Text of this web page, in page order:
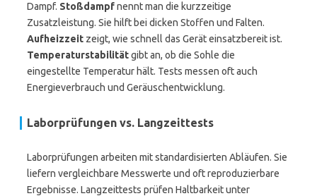
Dampf. Stoßdampfnennt man die kurzzeitige
Zusatzleistung. Sie hilft bei dicken Stoffen und Falten.
Aufheizzeit zeigt, wie schnell das Gerät einsatzbereit ist.
Temperaturstabilitätgibt an, ob die Sohle die
eingestellte Temperatur hält. Tests messen oft auch
Energieverbrauch und Geräuschentwicklung.
Laborprüfungen vs. Langzeittests
Laborprüfungen arbeiten mit standardisierten Abläufen. Sie
liefern vergleichbare Messwerte und oft reproduzierbare
Ergebnisse. Langzeittests prüfen Haltbarkeit unter